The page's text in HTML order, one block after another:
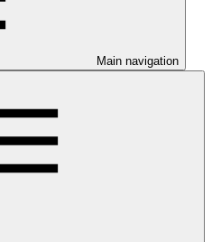
Main navigation